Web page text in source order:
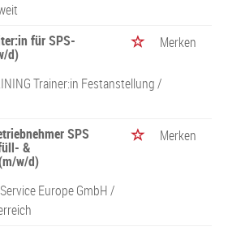
für SPS-
d)
Merken
Trainer:in Festanstellung/
SPS
&
w/d)
Merken
Europe GmbH/